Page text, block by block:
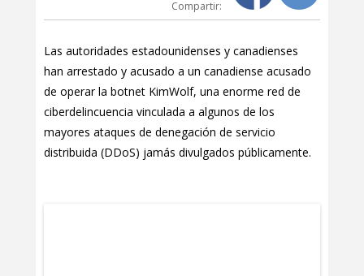
Compartir:
Las autoridades estadounidenses y canadienses
han arrestado y acusado a un canadiense acusado
de operar la botnet KimWolf, una enorme red de
ciberdelincuencia vinculada a algunos de los
mayores ataques de denegación de servicio
distribuida (DDoS) jamás divulgados públicamente.